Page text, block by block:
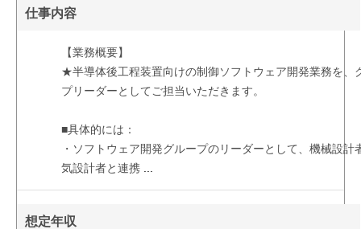
仕事内容
【業務概要】
★半導体後工程装置向けの制御ソフトウェア開発業務を、
プリーダーとしてご担当いただきます。
■具体的には：
・ソフトウェア開発グループのリーダーとして、機械設計
気設計者と連携 ...
想定年収